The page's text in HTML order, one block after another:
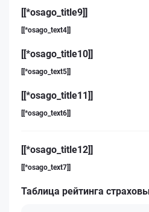
[[*osago_title9]]
[[*osago_text4]]
[[*osago_title10]]
[[*osago_text5]]
[[*osago_title11]]
[[*osago_text6]]
[[*osago_title12]]
[[*osago_text7]]
Таблица рейтинга